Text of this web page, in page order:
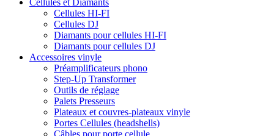
Cellules et Diamants
Cellules HI-FI
Cellules DJ
Diamants pour cellules HI-FI
Diamants pour cellules DJ
Accessoires vinyle
Préamplificateurs phono
Step-Up Transformer
Outils de réglage
Palets Presseurs
Plateaux et couvres-plateaux vinyle
Portes Cellules (headshells)
Câbles pour porte cellule